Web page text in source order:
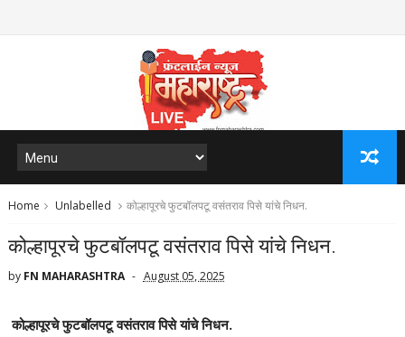
Home Unlabelled कोल्हापूरचे फुटबॉलपटू वसंतराव पिसे यांचे निधन.
कोल्हापूरचे फुटबॉलपटू वसंतराव पिसे यांचे निधन.
by FN MAHARASHTRA August 05, 2025
कोल्हापूरचे फुटबॉलपटू वसंतराव पिसे यांचे निधन.